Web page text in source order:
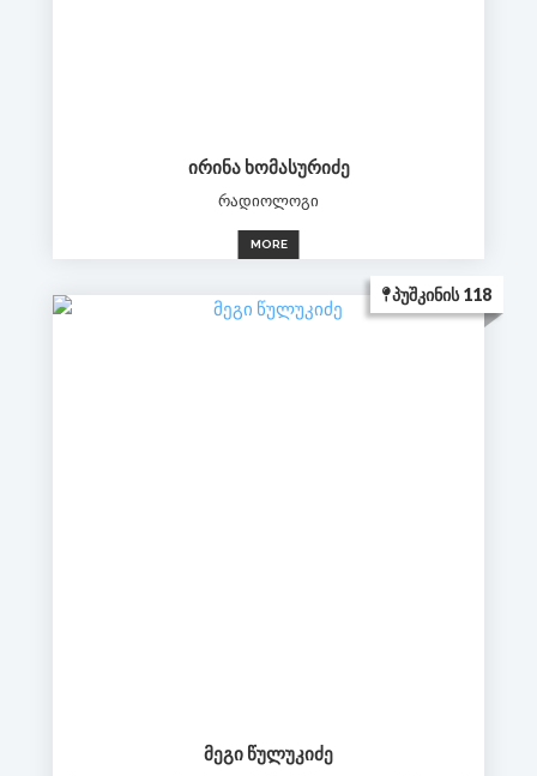
ᲘᲠᲘᲜᲐ ᲮᲝᲛᲐᲡᲣᲠᲘᲫᲔ
რადიოლოგი
MORE
ᲞᲣᲨᲙᲘᲜᲘᲡ 118
ᲛᲔᲒᲘ ᲬᲣᲚᲣᲙᲘᲫᲔ